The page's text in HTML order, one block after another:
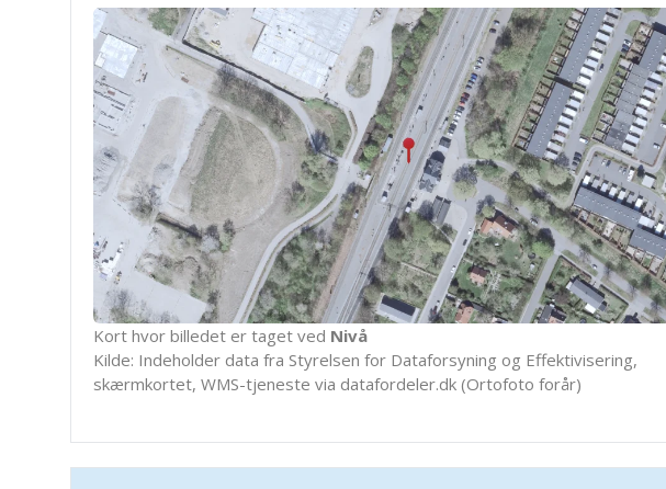
Kort hvor billedet er taget ved Nivå
Kilde: Indeholder data fra Styrelsen for Dataforsyning og Effektivisering,
skærmkortet, WMS-tjeneste via datafordeler.dk (Ortofoto forår)